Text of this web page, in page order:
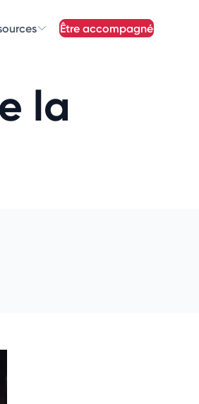
être accompagné
la